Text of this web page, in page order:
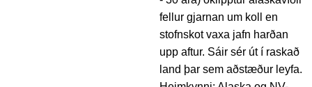
fellur gjarnan um koll en
stofnskot vaxa jafn harðan
upp aftur. Sáir sér út í raskað
land þar sem aðstæður leyfa.